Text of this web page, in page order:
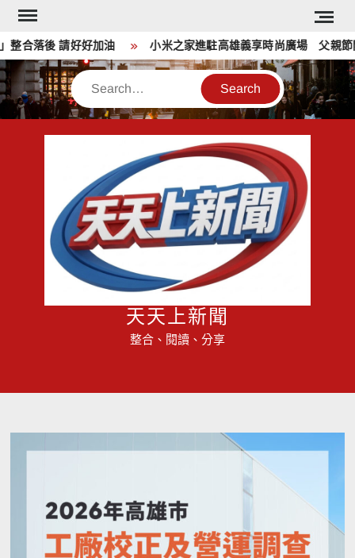
Skip
content
合落後 請好好加油 小米之家進駐高雄義享時尚廣場 父親節開
Search
天天上新聞
整合、閱讀、分享